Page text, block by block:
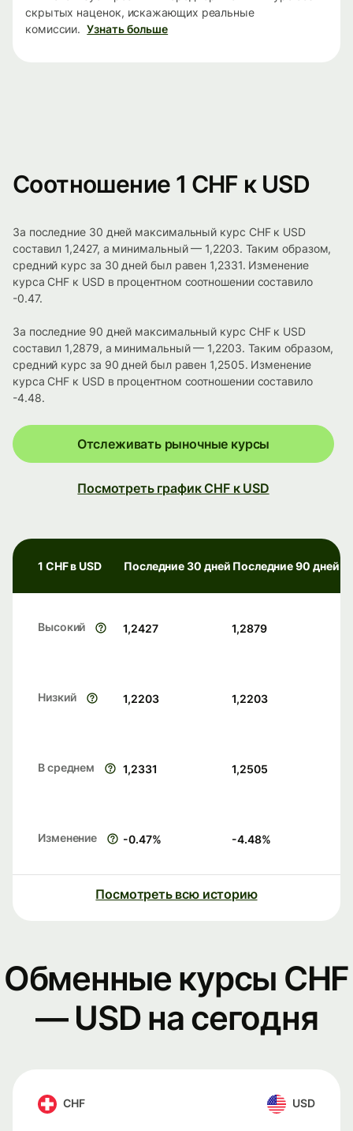
скрытых наценок, искажающих реальные
комиссии. Узнать больше
Соотношение 1 CHF к USD
За последние 30 дней максимальный курс CHF к USD
составил 1,2427, а минимальный — 1,2203. Таким образом,
средний курс за 30 дней был равен 1,2331. Изменение
курса CHF к USD в процентном соотношении составило
-0.47.
За последние 90 дней максимальный курс CHF к USD
составил 1,2879, а минимальный — 1,2203. Таким образом,
средний курс за 90 дней был равен 1,2505. Изменение
курса CHF к USD в процентном соотношении составило
-4.48.
Отслеживать рыночные курсы
Посмотреть график CHF к USD
1 CHF в USD Последние 30 дней Последние 90 дней
Высокий 1,2427 1,2879
Низкий 1,2203 1,2203
В среднем 1,2331 1,2505
Изменение -0.47% -4.48%
Посмотреть всю историю
Обменные курсы CHF
— USD на сегодня
CHF USD